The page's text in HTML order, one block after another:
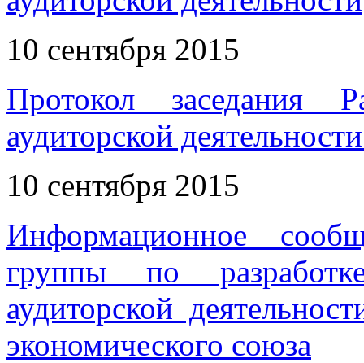
10 сентября 2015
Протокол заседания
аудиторской
10 сентября 2015
Информационное
группы по
аудиторской
экономического союза